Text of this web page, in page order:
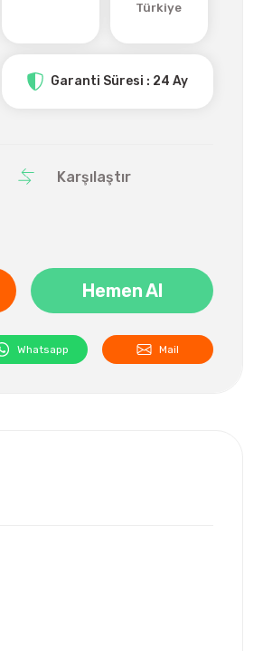
Türkiye
Garanti Süresi : 24 Ay
Karşılaştır
Hemen Al
Whatsapp Mail